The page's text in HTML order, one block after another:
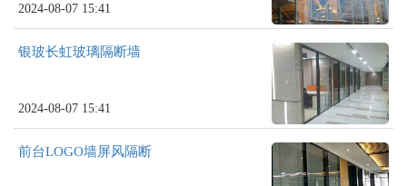
2024-08-07 15:41
银玻长虹玻璃隔断墙
2024-08-07 15:41
前台LOGO墙屏风隔断